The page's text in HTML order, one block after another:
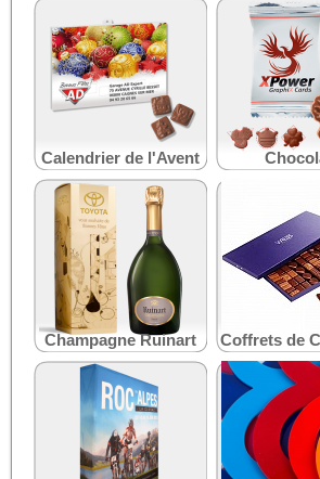
Calendrier de l'Avent
Champagne Ruinart Coffrets de